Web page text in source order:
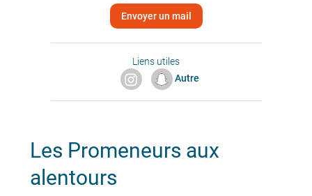
Envoyer un mail
Liens utiles
Autre
Les Promeneurs aux
alentours